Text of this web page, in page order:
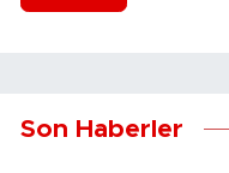
Son Haberler